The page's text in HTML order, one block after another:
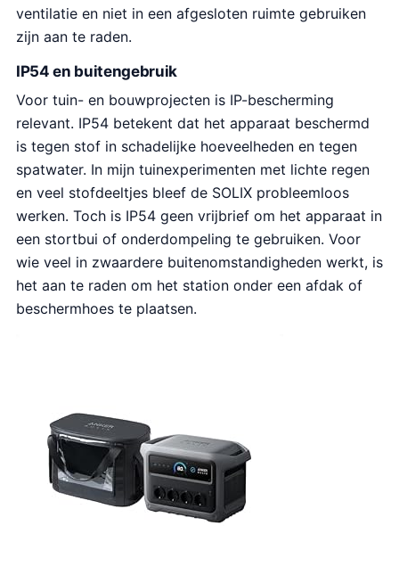
ventilatie en niet in een afgesloten ruimte gebruiken
zijn aan te raden.
IP54 en buitengebruik
Voor tuin- en bouwprojecten is IP-bescherming
relevant. IP54 betekent dat het apparaat beschermd
is tegen stof in schadelijke hoeveelheden en tegen
spatwater. In mijn tuinexperimenten met lichte regen
en veel stofdeeltjes bleef de SOLIX probleemloos
werken. Toch is IP54 geen vrijbrief om het apparaat in
een stortbui of onderdompeling te gebruiken. Voor
wie veel in zwaardere buitenomstandigheden werkt, is
het aan te raden om het station onder een afdak of
beschermhoes te plaatsen.